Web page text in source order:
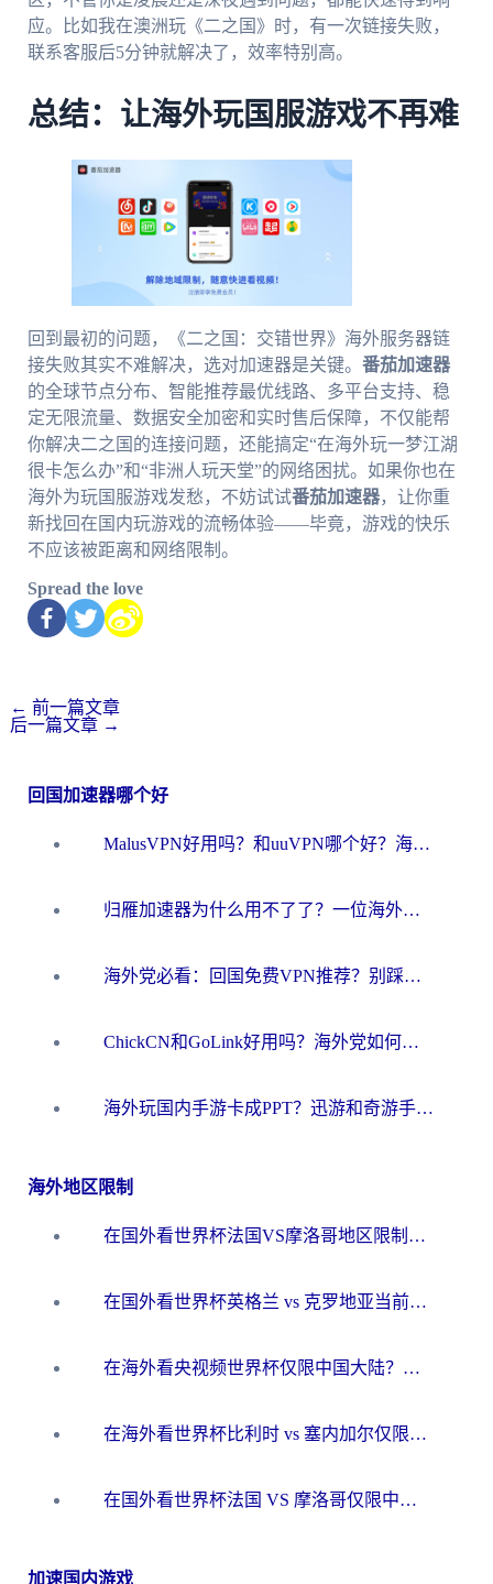
应。比如我在澳洲玩《二之国》时，有一次链接失败，
联系客服后5分钟就解决了，效率特别高。
总结：让海外玩国服游戏不再难
回到最初的问题，《二之国：交错世界》海外服务器链
接失败其实不难解决，选对加速器是关键。 番茄加速器
的全球节点分布、智能推荐最优线路、多平台支持、稳
定无限流量、数据安全加密和实时售后保障，不仅能帮
你解决二之国的连接问题，还能搞定“在海外玩一梦江湖
很卡怎么办”和“非洲人玩天堂”的网络困扰。如果你也在
海外为玩国服游戏发愁，不妨试试番茄加速器，让你重
新找回在国内玩游戏的流畅体验——毕竟，游戏的快乐
不应该被距离和网络限制。
Spread the love
← 前一篇文章
后一篇文章 →
回国加速器哪个好
MalusVPN好用吗？和uuVPN哪个好？海外党无缝访问国内资源的真实对比与选择指南
归雁加速器为什么用不了了？一位海外游子的真实困惑与技术解答
海外党必看：回国免费VPN推荐？别踩坑！教你选对加速器无缝刷国内资源
ChickCN和GoLink好用吗？海外党如何选对回国加速器
海外玩国内手游卡成PPT？迅游和奇游手游哪个好？一篇讲透回国加速器怎么选
海外地区限制
在国外看世界杯法国VS摩洛哥地区限制？这篇指南让你流畅看中文解说无压力
在国外看世界杯英格兰 vs 克罗地亚当前地区不可播放？这篇指南帮你搞定所有海外观赛难题
在海外看央视频世界杯仅限中国大陆？这篇指南帮你解锁中文解说+无卡顿直播
在海外看世界杯比利时 vs 塞内加尔仅限中国大陆？我找到了最流畅的中文解说之路
在国外看世界杯法国 VS 摩洛哥仅限中国大陆？海外党这样看中文解说赛事不卡顿
加速国内游戏